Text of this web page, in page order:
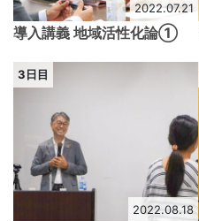
2022.07.21
導入講義 地域活性化論➀
3日目
2022.08.18